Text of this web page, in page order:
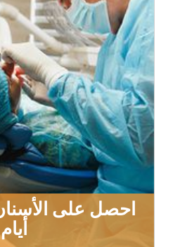
أيام